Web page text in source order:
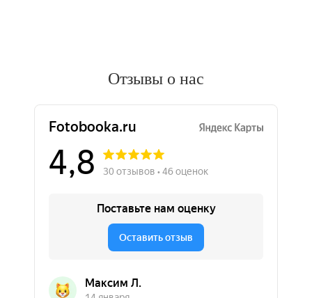
Отзывы о нас